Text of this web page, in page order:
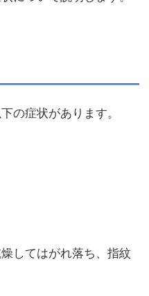
の症状があります。
してはがれ落ち、指紋